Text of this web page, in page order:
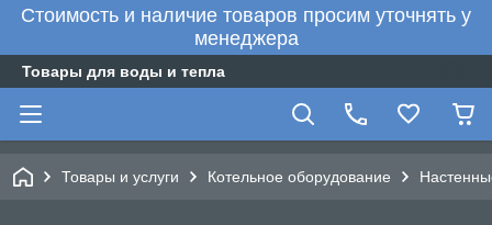
Стоимость и наличие товаров просим уточнять у
менеджера
Товары для воды и тепла
Товары и услуги Котельное оборудование